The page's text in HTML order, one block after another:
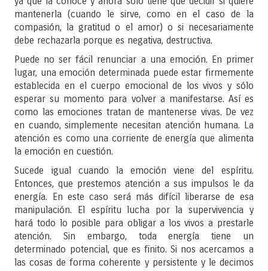
mantenerla (cuando le sirve, como en el caso de la
compasión, la gratitud o el amor) o si necesariamente
debe rechazarla porque es negativa, destructiva.
Puede no ser fácil renunciar a una emoción. En primer
lugar, una emoción determinada puede estar firmemente
establecida en el cuerpo emocional de los vivos y sólo
esperar su momento para volver a manifestarse. Así es
como las emociones tratan de mantenerse vivas. De vez
en cuando, simplemente necesitan atención humana. La
atención es como una corriente de energía que alimenta
la emoción en cuestión.
Sucede igual cuando la emoción viene del espíritu.
Entonces, que prestemos atención a sus impulsos le da
energía. En este caso será más difícil liberarse de esa
manipulación. El espíritu lucha por la supervivencia y
hará todo lo posible para obligar a los vivos a prestarle
atención. Sin embargo, toda energía tiene un
determinado potencial, que es finito. Si nos acercamos a
las cosas de forma coherente y persistente y le decimos